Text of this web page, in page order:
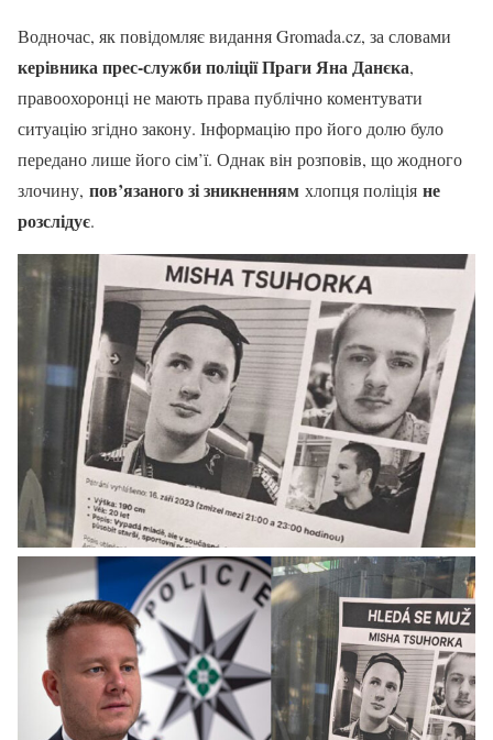
Водночас, як повідомляє видання Gromada.cz, за словами
керівника прес-служби поліції ПрагиЯна Данєка,
правоохоронці не мають права публічно коментувати
ситуацію згідно закону. Інформацію про його долю було
передано лише його сім’ї. Однак він розповів, що жодного
злочину, пов’язаного зі зникненням хлопця поліція не
розслідує.